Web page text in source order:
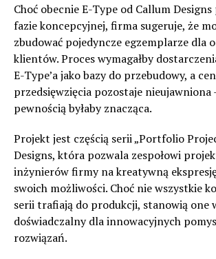
Choć obecnie E-Type od Callum
fazie koncepcyjnej, firma sugeruje, że
zbudować pojedyncze egzemplarze dla
klientów. Proces wymagałby
E-Type’a jako bazy do przebudowy, a
przedsięwzięcia pozostaje nieujawniona
pewnością byłaby znacząca.
Projekt jest częścią serii „Portfolio
Designs, która pozwala zespołowi
inżynierów firmy na kreatywną
swoich możliwości. Choć nie wszystkie
serii trafiają do produkcji, stanowią one
doświadczalny dla innowacyjnych
rozwiązań.